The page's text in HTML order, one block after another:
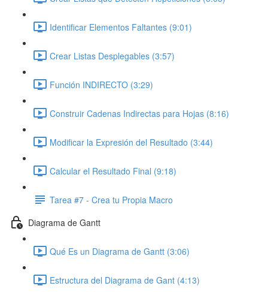
Identificar Elementos Faltantes (9:01)
Crear Listas Desplegables (3:57)
Función INDIRECTO (3:29)
Construir Cadenas Indirectas para Hojas (8:16)
Modificar la Expresión del Resultado (3:44)
Calcular el Resultado Final (9:18)
Tarea #7 - Crea tu Propia Macro
Diagrama de Gantt
Qué Es un Diagrama de Gantt (3:06)
Estructura del Diagrama de Gant (4:13)